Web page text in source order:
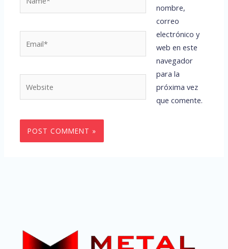
nombre,
correo
electrónico y
web en este
navegador
para la
próxima vez
que comente.